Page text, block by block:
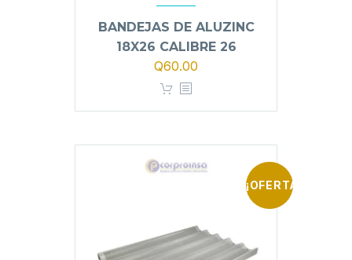
BANDEJAS DE ALUZINC
18X26 CALIBRE 26
Q60.00
¡OFERTA!